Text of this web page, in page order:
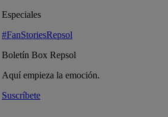
Especiales
#FanStoriesRepsol
Boletín Box Repsol
Aquí empieza la emoción.
Suscríbete